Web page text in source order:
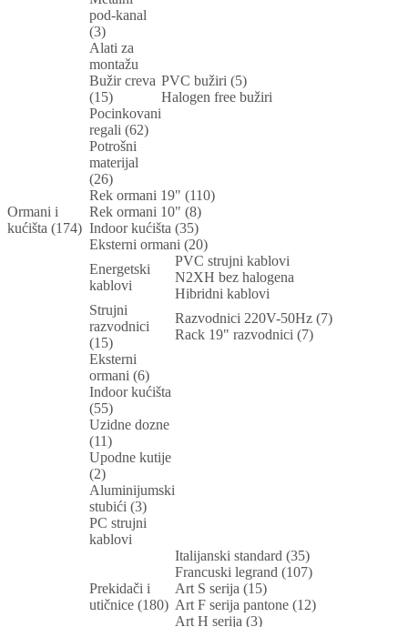
pod-kanal
(3)
Alati za
montažu
Bužir creva
(15)
PVC bužiri (5)
Halogen free bužiri
Pocinkovani
regali (62)
Potrošni
materijal
(26)
Ormani i
kućišta (174)
Rek ormani 19" (110)
Rek ormani 10" (8)
Indoor kućišta (35)
Eksterni ormani (20)
Energetski
kablovi
PVC strujni kablovi
N2XH bez halogena
Hibridni kablovi
Strujni
razvodnici
(15)
Razvodnici 220V-50Hz (7)
Rack 19" razvodnici (7)
Eksterni
ormani (6)
Indoor kućišta
(55)
Uzidne dozne
(11)
Upodne kutije
(2)
Aluminijumski
stubići (3)
PC strujni
kablovi
Prekidači i
utičnice (180)
Italijanski standard (35)
Francuski legrand (107)
Art S serija (15)
Art F serija pantone (12)
Art H serija (3)